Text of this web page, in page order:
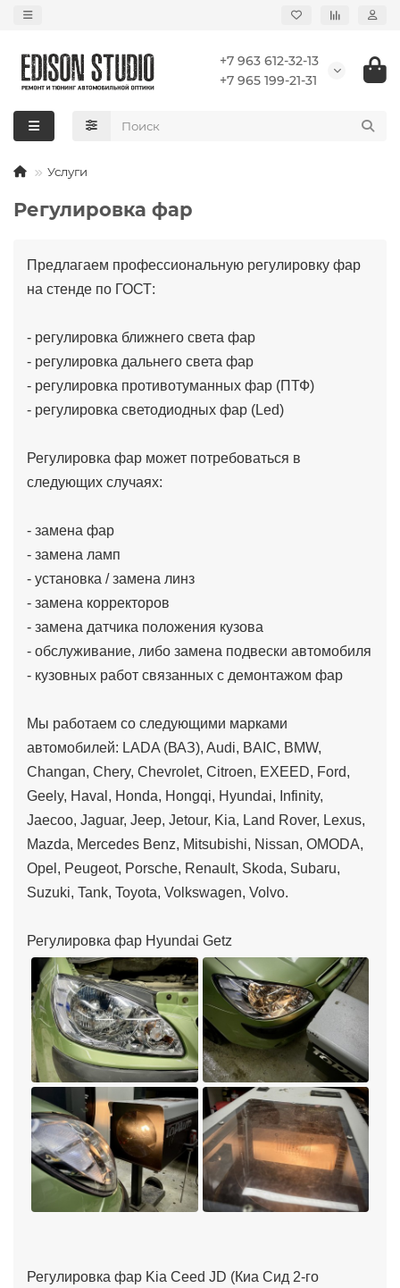
+7 963 612-32-13
+7 965 199-21-31
Услуги
Регулировка фар
Предлагаем профессиональную регулировку фар
на стенде по ГОСТ:
- регулировка ближнего света фар
- регулировка дальнего света фар
- регулировка противотуманных фар (ПТФ)
- регулировка светодиодных фар (Led)
Регулировка фар может потребоваться в
следующих случаях:
- замена фар
- замена ламп
- установка / замена линз
- замена корректоров
- замена датчика положения кузова
- обслуживание, либо замена подвески автомобиля
- кузовных работ связанных с демонтажом фар
Мы работаем со следующими марками
автомобилей: LADA (ВАЗ), Audi, BAIC, BMW,
Changan, Chery, Chevrolet, Citroen, EXEED, Ford,
Geely, Haval, Honda, Hongqi, Hyundai, Infinity,
Jaecoo, Jaguar, Jeep, Jetour, Kia, Land Rover, Lexus,
Mazda, Mercedes Benz, Mitsubishi, Nissan, OMODA,
Opel, Peugeot, Porsche, Renault, Skoda, Subaru,
Suzuki, Tank, Toyota, Volkswagen, Volvo.
Регулировка фар Hyundai Getz
Регулировка фар Kia Ceed JD (Киа Сид 2-го